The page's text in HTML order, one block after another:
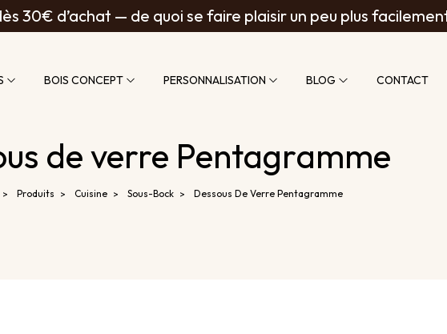
30€ d’achat — de quoi se faire plaisir un peu plus
BOIS CONCEPT PERSONNALISATION BLOG CONTACT
de verre Pentagramme
> Produits > Cuisine > Sous-Bock > Dessous De Verre Pentagramme